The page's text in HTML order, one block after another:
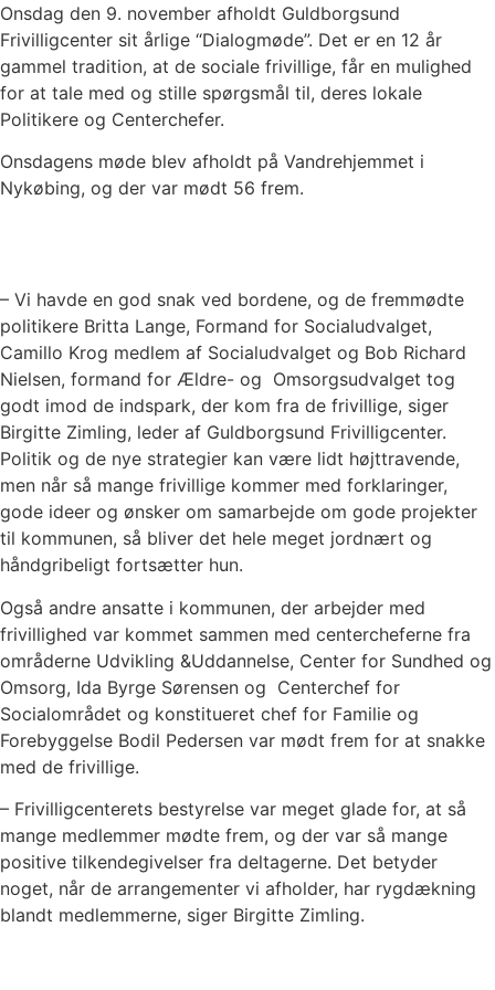
Onsdag den 9. november afholdt Guldborgsund
Frivilligcenter sit årlige “Dialogmøde”. Det er en 12 år
gammel tradition, at de sociale frivillige, får en mulighed
for at tale med og stille spørgsmål til, deres lokale
Politikere og Centerchefer.
Onsdagens møde blev afholdt på Vandrehjemmet i
Nykøbing, og der var mødt 56 frem.
– Vi havde en god snak ved bordene, og de fremmødte
politikere Britta Lange, Formand for Socialudvalget,
Camillo Krog medlem af Socialudvalget og Bob Richard
Nielsen, formand for Ældre- og Omsorgsudvalget tog
godt imod de indspark, der kom fra de frivillige, siger
Birgitte Zimling, leder af Guldborgsund Frivilligcenter.
Politik og de nye strategier kan være lidt højttravende,
men når så mange frivillige kommer med forklaringer,
gode ideer og ønsker om samarbejde om gode projekter
til kommunen, så bliver det hele meget jordnært og
håndgribeligt fortsætter hun.
Også andre ansatte i kommunen, der arbejder med
frivillighed var kommet sammen med centercheferne fra
områderne Udvikling &Uddannelse, Center for Sundhed og
Omsorg, Ida Byrge Sørensen og Centerchef for
Socialområdet og konstitueret chef for Familie og
Forebyggelse Bodil Pedersen var mødt frem for at snakke
med de frivillige.
– Frivilligcenterets bestyrelse var meget glade for, at så
mange medlemmer mødte frem, og der var så mange
positive tilkendegivelser fra deltagerne. Det betyder
noget, når de arrangementer vi afholder, har rygdækning
blandt medlemmerne, siger Birgitte Zimling.